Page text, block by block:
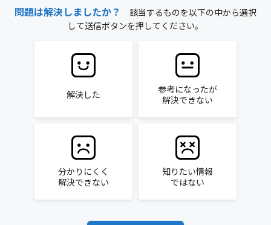
問題は解決しましたか？
該当するものを以下の中から選択
して送信ボタンを押してください。
解決した
参考になったが
解決できない
分かりにくく
解決できない
知りたい情報
ではない